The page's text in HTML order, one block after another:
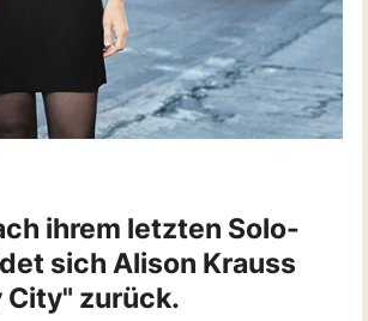
ihrem letzten Solo-
sich Alison Krauss
City" zurück.